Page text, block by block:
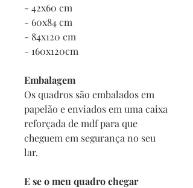
- 42x60 cm
- 60x84 cm
- 84x120 cm
- 160x120cm
Embalagem
Os quadros são embalados em
papelão e enviados em uma caixa
reforçada de mdf para que
cheguem em segurança no seu
lar.
E se o meu quadro chegar